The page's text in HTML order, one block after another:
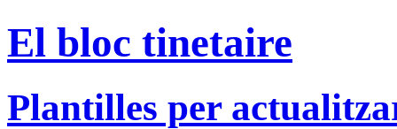
El bloc tinetaire
Plantilles per